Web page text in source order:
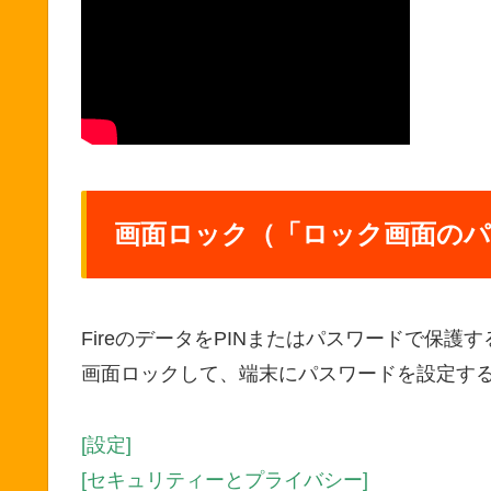
画面ロック（「ロック画面のパ
FireのデータをPINまたはパスワードで保護す
画面ロックして、端末にパスワードを設定する
[設定]
[セキュリティーとプライバシー]